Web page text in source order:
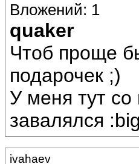
Вложений: 1
quaker
Чтоб проще
подарочек ;)
У меня тут
завалялся
ivahaev